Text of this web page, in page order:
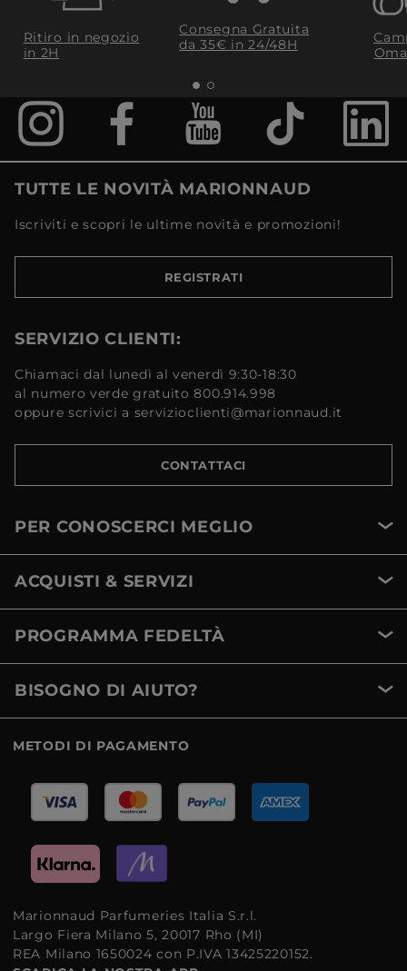
Ritiro in negozio
in 2H
Consegna Gratuita
da 35€​ in 24/48H
TUTTE LE NOVITÀ MARIONNAUD
Iscriviti e scopri le ultime novità e promozioni!
REGISTRATI
SERVIZIO CLIENTI:
Chiamaci dal lunedì al venerdì 9:30-18:30
al numero verde gratuito 800.914.998
oppure scrivici a servizioclienti@marionnaud.it
CONTATTACI
PER CONOSCERCI MEGLIO
ACQUISTI & SERVIZI
PROGRAMMA FEDELTÀ
BISOGNO DI AIUTO?
METODI DI PAGAMENTO
Marionnaud Parfumeries Italia S.r.l.
Largo Fiera Milano 5, 20017 Rho (MI)
REA Milano 1650024 con P.IVA 13425220152.